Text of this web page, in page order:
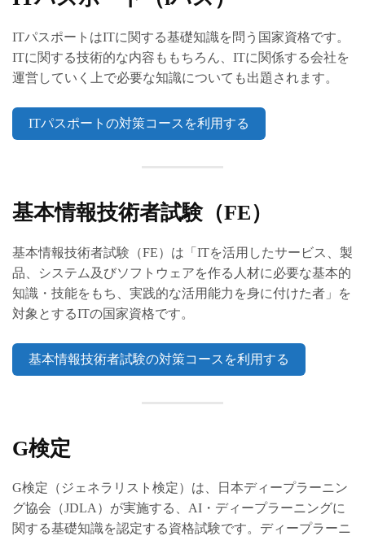
ITパスポートはITに関する基礎知識を問う国家資格です。
ITに関する技術的な内容ももちろん、ITに関係する会社を
運営していく上で必要な知識についても出題されます。
ITパスポートの対策コースを利用する
基本情報技術者試験（FE）
基本情報技術者試験（FE）は「ITを活用したサービス、製
品、システム及びソフトウェアを作る人材に必要な基本的
知識・技能をもち、実践的な活用能力を身に付けた者」を
対象とするITの国家資格です。
基本情報技術者試験の対策コースを利用する
G検定
G検定（ジェネラリスト検定）は、日本ディープラーニン
グ協会（JDLA）が実施する、AI・ディープラーニングに
関する基礎知識を認定する資格試験です。ディープラーニ